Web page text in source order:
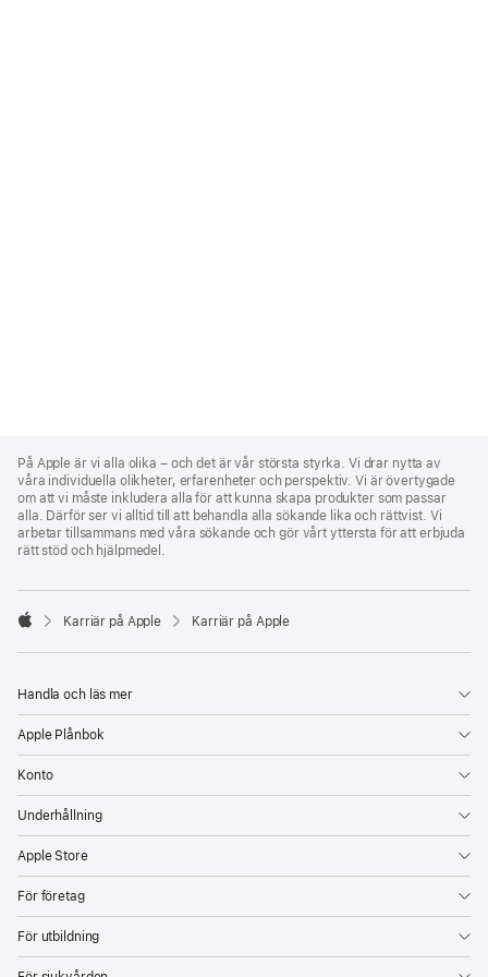
Footer
På Apple är vi alla olika – och det är vår största styrka. Vi drar nytta av
våra individuella olikheter, erfarenheter och perspektiv. Vi är övertygade
om att vi måste inkludera alla för att kunna skapa produkter som passar
alla. Därför ser vi alltid till att behandla alla sökande lika och rättvist. Vi
arbetar tillsammans med våra sökande och gör vårt yttersta för att erbjuda
rätt stöd och hjälpmedel.

Karriär på Apple Karriär på Apple
Handla och läs mer
Apple Plånbok
Konto
Underhållning
Apple Store
För företag
För utbildning